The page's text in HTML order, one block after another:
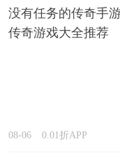
没有任务的传奇手
传奇游戏大全推荐
08-06 0.01折APP